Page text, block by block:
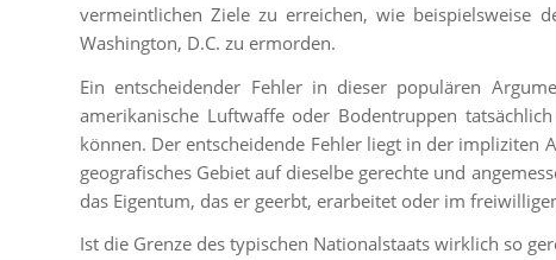
vermeintlichen Ziele zu erreichen, wie beispielsweise
Washington, D.C. zu ermorden.
Ein entscheidender Fehler in dieser populären
amerikanische Luftwaffe oder Bodentruppen
können. Der entscheidende Fehler liegt in der impliziten
geografisches Gebiet auf dieselbe gerechte und
das Eigentum, das er geerbt, erarbeitet oder im
Ist die Grenze des typischen Nationalstaats wirklich so